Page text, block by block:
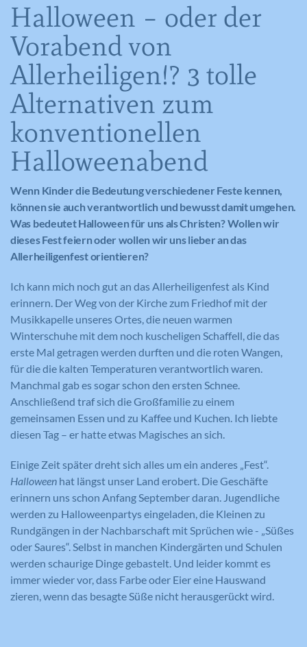
Halloween – oder der
Vorabend von
Allerheiligen!? 3 tolle
Alternativen zum
konventionellen
Halloweenabend
Wenn Kinder die Bedeutung verschiedener Feste kennen,
können sie auch verantwortlich und bewusst damit umgehen.
Was bedeutet Halloween für uns als Christen? Wollen wir
dieses Fest feiern oder wollen wir uns lieber an das
Allerheiligenfest orientieren?
Ich kann mich noch gut an das Allerheiligenfest als Kind
erinnern. Der Weg von der Kirche zum Friedhof mit der
Musikkapelle unseres Ortes, die neuen warmen
Winterschuhe mit dem noch kuscheligen Schaffell, die das
erste Mal getragen werden durften und die roten Wangen,
für die die kalten Temperaturen verantwortlich waren.
Manchmal gab es sogar schon den ersten Schnee.
Anschließend traf sich die Großfamilie zu einem
gemeinsamen Essen und zu Kaffee und Kuchen. Ich liebte
diesen Tag – er hatte etwas Magisches an sich.
Einige Zeit später dreht sich alles um ein anderes „Fest“.
Halloween hat längst unser Land erobert. Die Geschäfte
erinnern uns schon Anfang September daran. Jugendliche
werden zu Halloweenpartys eingeladen, die Kleinen zu
Rundgängen in der Nachbarschaft mit Sprüchen wie - „Süßes
oder Saures“. Selbst in manchen Kindergärten und Schulen
werden schaurige Dinge gebastelt. Und leider kommt es
immer wieder vor, dass Farbe oder Eier eine Hauswand
zieren, wenn das besagte Süße nicht herausgerückt wird.